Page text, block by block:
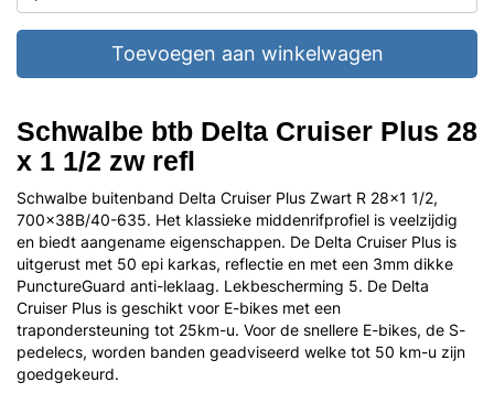
Toevoegen aan winkelwagen
Schwalbe btb Delta Cruiser Plus 28
x 1 1/2 zw refl
Schwalbe buitenband Delta Cruiser Plus Zwart R 28x1 1/2,
700x38B/40-635. Het klassieke middenrifprofiel is veelzijdig
en biedt aangename eigenschappen. De Delta Cruiser Plus is
uitgerust met 50 epi karkas, reflectie en met een 3mm dikke
PunctureGuard anti-leklaag. Lekbescherming 5. De Delta
Cruiser Plus is geschikt voor E-bikes met een
trapondersteuning tot 25km-u. Voor de snellere E-bikes, de S-
pedelecs, worden banden geadviseerd welke tot 50 km-u zijn
goedgekeurd.